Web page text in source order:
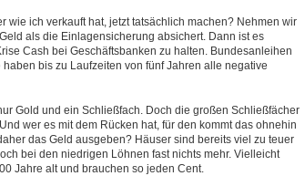
wie ich verkauft hat, jetzt tatsächlich machen? Nehmen wir
als die Einlagensicherung absichert. Dann ist es
Cash bei Geschäftsbanken zu halten. Bundesanleihen
bis zu Laufzeiten von fünf Jahren alle negative
Gold und ein Schließfach. Doch die großen Schließfächer
wer es mit dem Rücken hat, für den kommt das ohnehin
das Geld ausgeben? Häuser sind bereits viel zu teuer
bei den niedrigen Löhnen fast nichts mehr. Vielleicht
Jahre alt und brauchen so jeden Cent.